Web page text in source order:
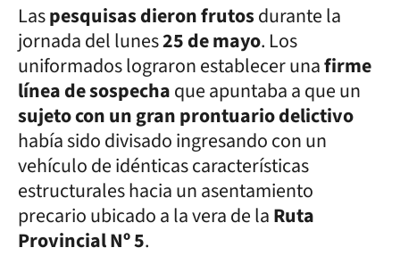
Laspesquisas dieron frutosdurante la
jornada del lunes25 de mayo. Los
uniformados lograron establecer unafirme
línea de sospechaque apuntaba a que un
sujeto con un gran prontuario delictivo
había sido divisado ingresando con un
vehículo de idénticas características
estructurales hacia un asentamiento
precario ubicado a la vera de laRuta
Provincial Nº 5.